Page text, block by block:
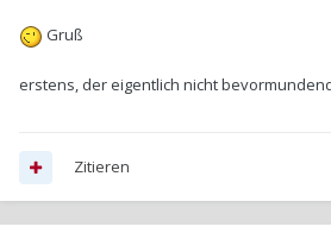
Gruß
erstens, der eigentlich nicht
Zitieren